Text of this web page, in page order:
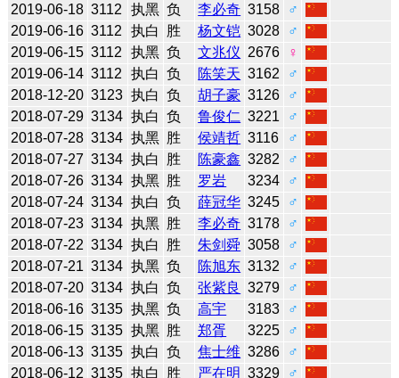
2019-06-18 3112 执黑 负 李必奇 3158
♂
2019-06-16 3112 执白 胜 杨文铠 3028
♂
2019-06-15 3112 执黑 负 文兆仪 2676
♀
2019-06-14 3112 执白 负 陈笑天 3162
♂
2018-12-20 3123 执白 负 胡子豪 3126
♂
2018-07-29 3134 执白 负 鲁俊仁 3221
♂
2018-07-28 3134 执黑 胜 侯靖哲 3116
♂
2018-07-27 3134 执白 胜 陈豪鑫 3282
♂
2018-07-26 3134 执黑 胜 罗岩 3234
♂
2018-07-24 3134 执白 负 薛冠华 3245
♂
2018-07-23 3134 执黑 胜 李必奇 3178
♂
2018-07-22 3134 执白 胜 朱剑舜 3058
♂
2018-07-21 3134 执黑 负 陈旭东 3132
♂
2018-07-20 3134 执白 负 张紫良 3279
♂
2018-06-16 3135 执黑 负 高宇 3183
♂
2018-06-15 3135 执黑 胜 郑胥 3225
♂
2018-06-13 3135 执白 负 焦士维 3286
♂
2018-06-12 3135 执白 胜 严在明 3329 ♂